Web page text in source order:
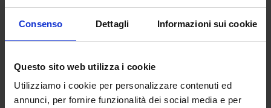
Consenso Dettagli Informazioni sui cookie
Questo sito web utilizza i cookie
Utilizziamo i cookie per personalizzare contenuti ed
annunci, per fornire funzionalità dei social media e per
Inaugurazione e conferenza 5 GIUGNO ore
Ingresso libero: Lun./Ven. 8.30- 20.00; Sab.
8.30- 13.00
Web www.uniecampus.it; tel. 06 70 30 49